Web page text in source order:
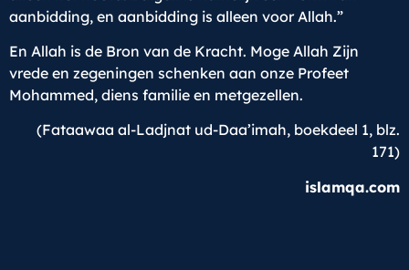
aanbidding, en aanbidding is alleen voor Allah.”
En Allah is de Bron van de Kracht. Moge Allah Zijn
vrede en zegeningen schenken aan onze Profeet
Mohammed, diens familie en metgezellen.
(Fataawaa al-Ladjnat ud-Daa’imah, boekdeel 1, blz.
171)
islamqa.com